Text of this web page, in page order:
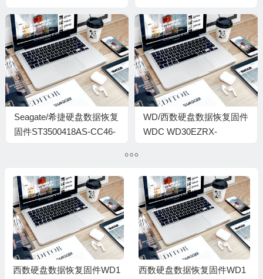
PC3000全套
全套
Seagate/希捷硬盘数据恢复
固件ST3500418AS-CC46-
WD/西数硬盘数据恢复固件
WDC WD30EZRX-
00040027-1714
西数硬盘数据恢复固件WD1
西数硬盘数据恢复固件WD1